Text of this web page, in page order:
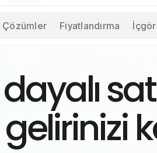
Çözümler Fiyatlandırma
gelirinizi